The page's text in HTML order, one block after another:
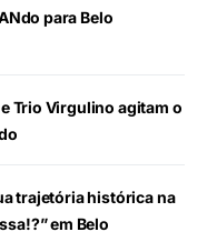
para Belo
Trio Virgulino agitam o
trajetória histórica na
em Belo